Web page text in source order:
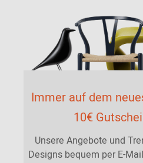
Immer auf dem
10€
Unsere Angebote und
Designs bequem per E-